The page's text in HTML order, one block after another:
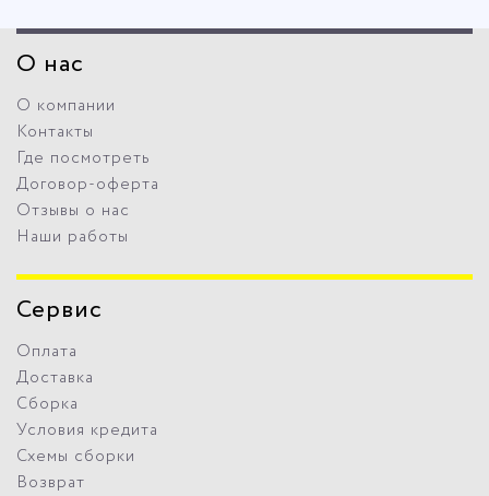
О нас
О компании
Контакты
Где посмотреть
Договор-оферта
Отзывы о нас
Наши работы
Сервис
Оплата
Доставка
Сборка
Условия кредита
Схемы сборки
Возврат